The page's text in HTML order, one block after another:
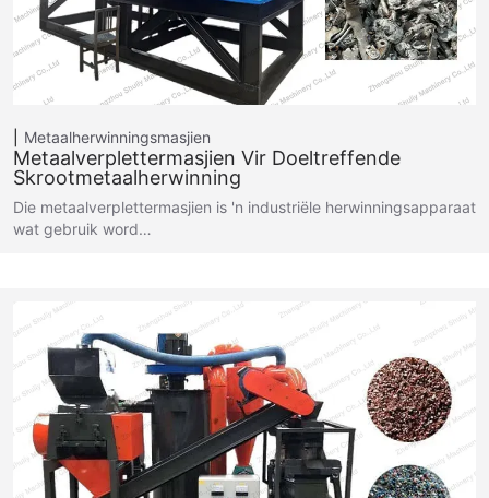
Metaalherwinningsmasjien
Metaalverplettermasjien Vir Doeltreffende
Skrootmetaalherwinning
Die metaalverplettermasjien is 'n industriële herwinningsapparaat
wat gebruik word…